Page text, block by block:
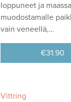
loppuneet ja
muodostamalle
vain veneellä,…
€31.90
Vittring